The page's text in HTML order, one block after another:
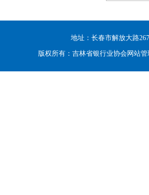
地址：长春市解放大路
版权所有：吉林省银行业协会网站